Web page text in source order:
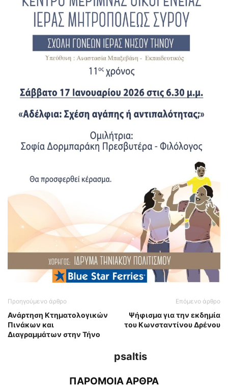
Προηγούμενο άρθρο
Ανάρτηση Κτηματολογικών
Πινάκων και
Διαγραμμάτων στην Τήνο
Επόμενο άρθρο
Ψήφισμα για την εκδημία
του Κωνσταντίνου Δρένου
psaltis
ΠΑΡΟΜΟΙΑ ΑΡΘΡΑ